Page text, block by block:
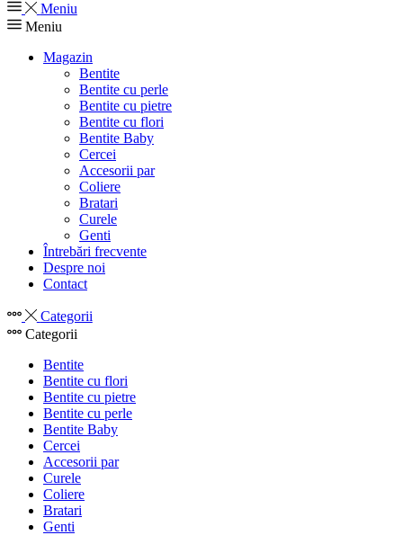
Meniu
Meniu
Magazin
Bentite
Bentite cu perle
Bentite cu pietre
Bentite cu flori
Bentite Baby
Cercei
Accesorii par
Coliere
Bratari
Curele
Genti
Întrebări frecvente
Despre noi
Contact
Categorii
Categorii
Bentite
Bentite cu flori
Bentite cu pietre
Bentite cu perle
Bentite Baby
Cercei
Accesorii par
Curele
Coliere
Bratari
Genti